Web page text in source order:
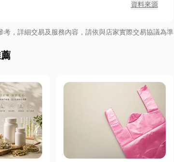
資料來源
考，詳細交易及服務內容，請依與店家實際交易協議為準